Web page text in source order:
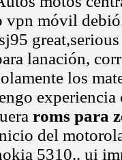
vpn móvil
lanación,
los
experiencia
roms para
del
5310.. ui